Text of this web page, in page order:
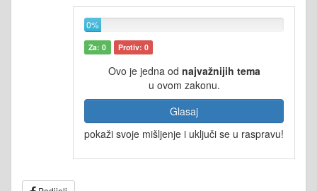
0%
Za: 0 Protiv: 0
Ovo je jedna od najvažnijih tema
u ovom zakonu.
Glasaj
pokaži svoje mišljenje i uključi se u raspravu!